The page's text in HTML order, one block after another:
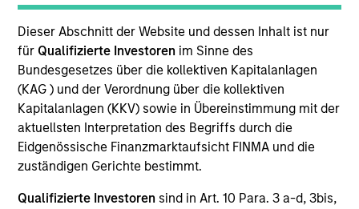
Dieser Abschnitt der Website und dessen Inhalt ist nur
für Qualifizierte Investoren im Sinne des
Bundesgesetzes über die kollektiven Kapitalanlagen
(KAG ) und der Verordnung über die kollektiven
Kapitalanlagen (KKV) sowie in Übereinstimmung mit der
aktuellsten Interpretation des Begriffs durch die
Eidgenössische Finanzmarktaufsicht FINMA und die
zuständigen Gerichte bestimmt.
Qualifizierte Investoren sind in Art. 10 Para. 3 a-d, 3bis,
MARKETING COMMUNICATION
Explore More
Überblick
Produkte